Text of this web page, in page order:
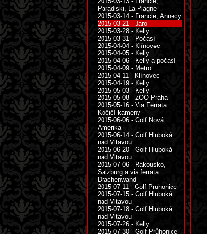
Paradiski, La Plagne
2015-03-14 - Francie, Annecy
2015-03-21 - Jaro
2015-03-28 - Kelly
2015-03-31 - Počasí
2015-04-04 - Klínovec
2015-04-05 - Kelly
2015-04-06 - Kelly a počasí
2015-04-09 - Metro
2015-04-11 - Klínovec
2015-04-19 - Kelly
2015-05-03 - Kelly
2015-05-08 - ZOO Praha
2015-05-16 - Via Ferrata
Kočičí kameny
2015-06-06 - Golf Nová
Amerika
2015-06-14 - Golf Hluboká
nad Vltavou
2015-06-20 - Golf Hluboká
nad Vltavou
2015-07-06 - Rakousko,
Salzburg a via ferrata
Drachenwand
2015-07-11 - Golf Průhonice
2015-07-15 - Golf Hluboká
nad Vltavou
2015-07-18 - Golf Hluboká
nad Vltavou
2015-07-26 - Kelly
2015-07-30 - Golf Průhonice